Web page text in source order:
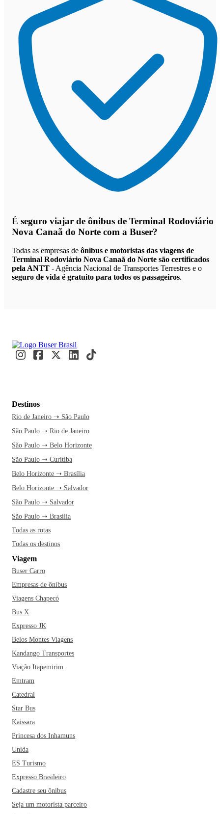
É seguro viajar de ônibus de Terminal Rodoviário
Nova Canaã do Norte com a Buser?
Todas as empresas de ônibus e motoristas das viagens de
Terminal Rodoviário Nova Canaã do Norte são certificados
pela ANTT - Agência Nacional de Transportes Terrestres e o
seguro de vida é gratuito para todos os passageiros.
Destinos
Rio de Janeiro ➝ São Paulo
São Paulo ➝ Rio de Janeiro
São Paulo ➝ Belo Horizonte
São Paulo ➝ Curitiba
Belo Horizonte ➝ Brasília
Belo Horizonte ➝ Salvador
São Paulo ➝ Salvador
São Paulo ➝ Brasília
Todas as rotas
Todas os destinos
Viagem
Buser Carro
Empresas de ônibus
Viagens Chapecó
Bus X
Expresso JK
Belos Montes Viagens
Kandango Transportes
Viação Itapemirim
Emtram
Catedral
Star Bus
Kaissara
Princesa dos Inhamuns
Unida
ES Turismo
Expresso Brasileiro
Cadastre seu ônibus
Seja um motorista parceiro